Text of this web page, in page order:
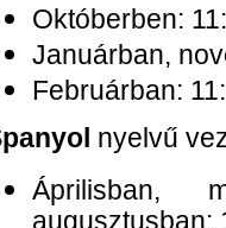
Októberben:
Januárban,
Februárban:
nyelvű
Áprilisban,